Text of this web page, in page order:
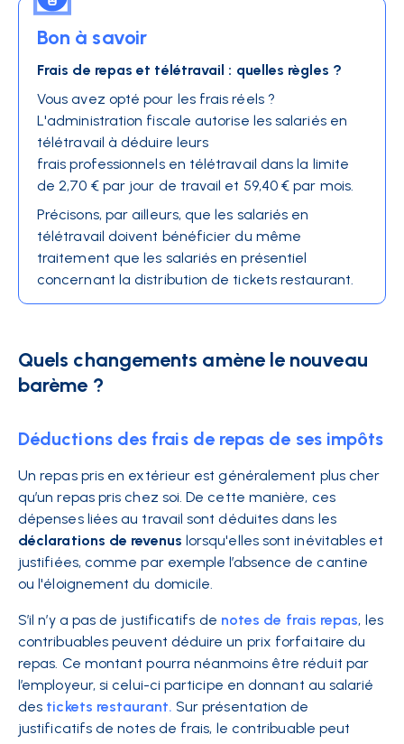
Bon à savoir
Frais de repas et télétravail : quelles règles ?
Vous avez opté pour les frais réels ?
L'administration fiscale autorise les salariés en
télétravail à déduire leurs
frais professionnels en télétravail dans la limite
de 2,70 € par jour de travail et 59,40 € par mois.
Précisons, par ailleurs, que les salariés en
télétravail doivent bénéficier du même
traitement que les salariés en présentiel
concernant la distribution de tickets restaurant.
Quels changements amène le nouveau
barème ?
Déductions des frais de repas de ses impôts
Un repas pris en extérieur est généralement plus cher
qu’un repas pris chez soi. De cette manière, ces
dépenses liées au travail sont déduites dans les
déclarations de revenus lorsqu'elles sont inévitables et
justifiées, comme par exemple l’absence de cantine
ou l'éloignement du domicile.
S’il n’y a pas de justificatifs de notes de frais repas, les
contribuables peuvent déduire un prix forfaitaire du
repas. Ce montant pourra néanmoins être réduit par
l’employeur, si celui-ci participe en donnant au salarié
des tickets restaurant. Sur présentation de
justificatifs de notes de frais, le contribuable peut